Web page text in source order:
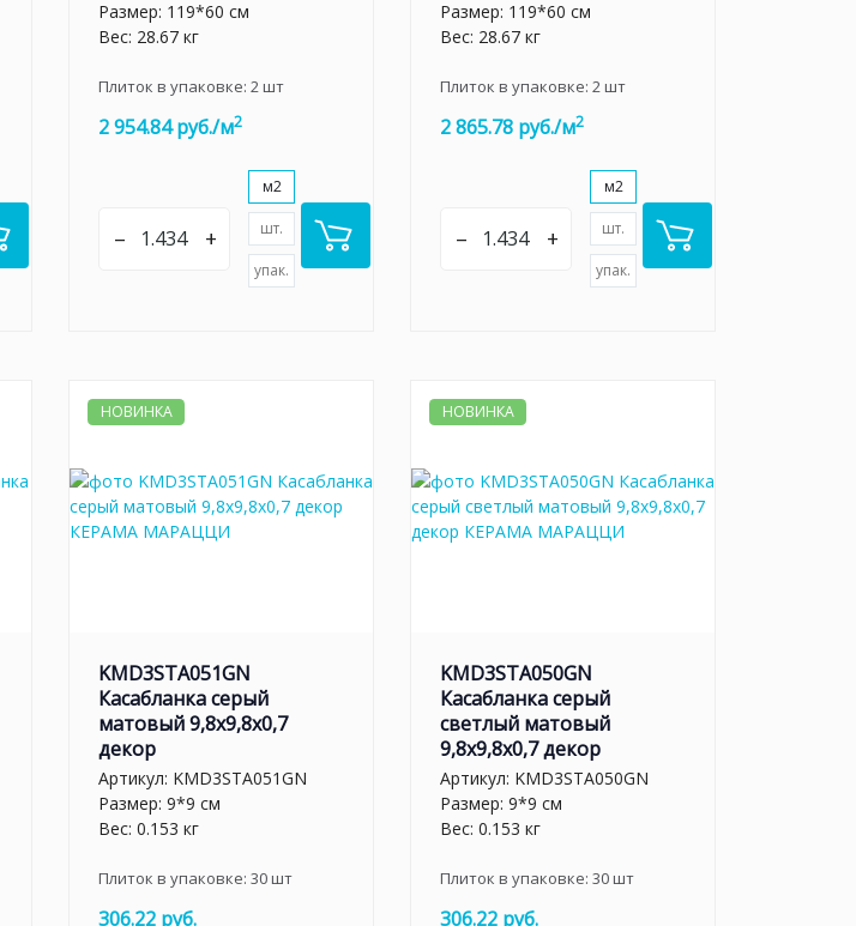
Размер: 119*60 см
Вес: 28.67 кг
Плиток в упаковке: 2 шт
2 954.84 руб./м2
– +
м2
шт.
упак.
Размер: 119*60 см
Вес: 28.67 кг
Плиток в упаковке: 2 шт
2 865.78 руб./м2
– +
м2
шт.
упак.
НОВИНКА
KMD3STA051GN
Касабланка серый
матовый 9,8x9,8x0,7
декор
Артикул: KMD3STA051GN
Размер: 9*9 см
Вес: 0.153 кг
Плиток в упаковке: 30шт
306.22 руб.
НОВИНКА
KMD3STA050GN
Касабланка серый
светлый матовый
9,8x9,8x0,7 декор
Артикул: KMD3STA050GN
Размер: 9*9 см
Вес: 0.153 кг
Плиток в упаковке: 30шт
306.22 руб.